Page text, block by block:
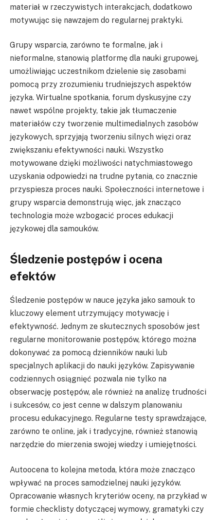
materiał w rzeczywistych interakcjach, dodatkowo
motywując się nawzajem do regularnej praktyki.
Grupy wsparcia, zarówno te formalne, jak i
nieformalne, stanowią platformę dla nauki grupowej,
umożliwiając uczestnikom dzielenie się zasobami
pomocą przy zrozumieniu trudniejszych aspektów
języka. Wirtualne spotkania, forum dyskusyjne czy
nawet wspólne projekty, takie jak tłumaczenie
materiałów czy tworzenie multimedialnych zasobów
językowych, sprzyjają tworzeniu silnych więzi oraz
zwiększaniu efektywności nauki. Wszystko
motywowane dzięki możliwości natychmiastowego
uzyskania odpowiedzi na trudne pytania, co znacznie
przyspiesza proces nauki. Społeczności internetowe i
grupy wsparcia demonstrują więc, jak znacząco
technologia może wzbogacić proces edukacji
językowej dla samouków.
Śledzenie postępów i ocena
efektów
Śledzenie postępów w nauce języka jako samouk to
kluczowy element utrzymujący motywację i
efektywność. Jednym ze skutecznych sposobów jest
regularne monitorowanie postępów, którego można
dokonywać za pomocą dzienników nauki lub
specjalnych aplikacji do nauki języków. Zapisywanie
codziennych osiągnięć pozwala nie tylko na
obserwację postępów, ale również na analizę trudności
i sukcesów, co jest cenne w dalszym planowaniu
procesu edukacyjnego. Regularne testy sprawdzające,
zarówno te online, jak i tradycyjne, również stanowią
narzędzie do mierzenia swojej wiedzy i umiejętności.
Autoocena to kolejna metoda, która może znacząco
wpływać na proces samodzielnej nauki języków.
Opracowanie własnych kryteriów oceny, na przykład w
formie checklisty dotyczącej wymowy, gramatyki czy